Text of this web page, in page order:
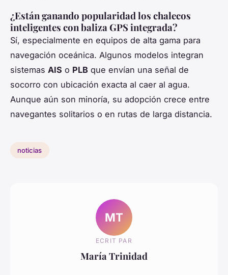
¿Están ganando popularidad los chalecos
inteligentes con baliza GPS integrada?
Sí, especialmente en equipos de alta gama para
navegación oceánica. Algunos modelos integran
sistemas AIS o PLB que envían una señal de
socorro con ubicación exacta al caer al agua.
Aunque aún son minoría, su adopción crece entre
navegantes solitarios o en rutas de larga distancia.
noticias
MT
ECRIT PAR
María Trinidad